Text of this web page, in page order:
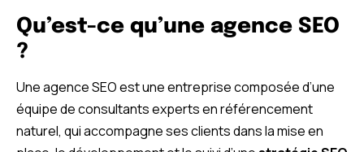
Qu’est-ce qu’une agence SEO
?
Une agence SEO est une entreprise composée d’une
équipe de consultants experts en référencement
naturel, qui accompagne ses clients dans la mise en